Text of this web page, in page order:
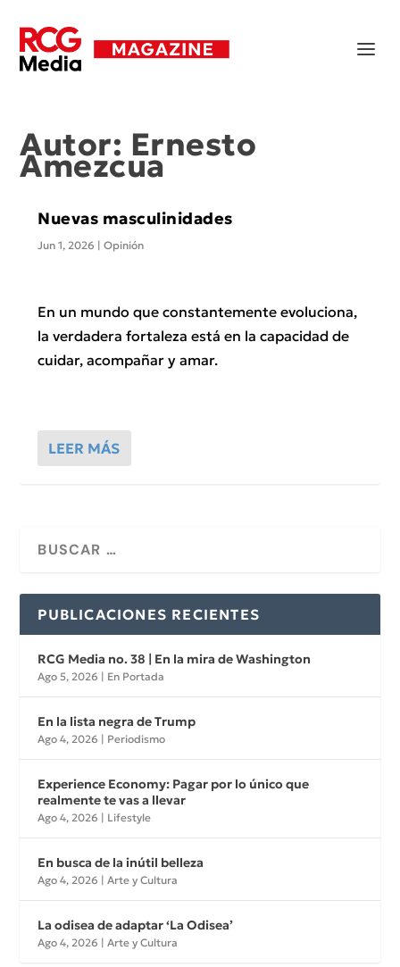
Autor: Ernesto
Amezcua
Nuevas masculinidades
Jun 1, 2026 |Opinión
En un mundo que constantemente evoluciona,
la verdadera fortaleza está en la capacidad de
cuidar, acompañar y amar.
LEER MÁS
PUBLICACIONES RECIENTES
RCG Media no. 38 | En la mira de Washington
Ago 5, 2026 | En Portada
En la lista negra de Trump
Ago 4, 2026 | Periodismo
Experience Economy: Pagar por lo único que
realmente te vas a llevar
Ago 4, 2026 | Lifestyle
En busca de la inútil belleza
Ago 4, 2026 |Arte y Cultura
La odisea de adaptar ‘La Odisea’
Ago 4, 2026 |Arte y Cultura